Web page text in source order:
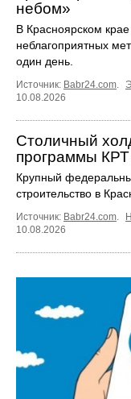
небом»
В Красноярском
неблагоприятных
один день.
Источник: Babr24.com.
10.08.2026
Столичный
программы КРТ
Крупный
строительство в
Источник: Babr24.com.
10.08.2026